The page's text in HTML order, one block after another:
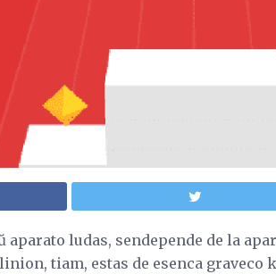
aparato ludas, sendepende de la
tiam, estas de esenca graveco